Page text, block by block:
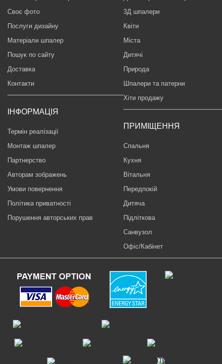
Своє фото
Послуги дизайну
Матеріали шпалер
Пошук по сайту
Доставка
Контакти
ІНФОРМАЦІЯ
Термін реалізації
Монтаж шпалер
Партнерство
Авторам зображень
Умови повернення
Політика приватності
Порушення авторських прав
3Д шпалери
Квіти
Міста
Дитячі
Природа
Шпалери та патерни
Хіти продажу
ПРИМІЩЕННЯ
Спальня
Кухня
Вітальня
Передпокій
Дитяча
Підліткова
Санвузол
Офіс/Кабінет